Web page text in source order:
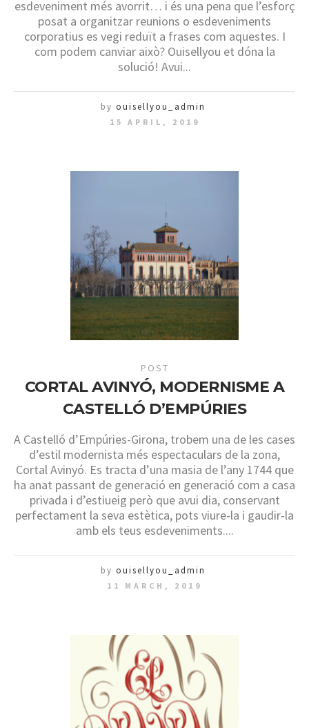
esdeveniment més avorrit… i és una pena que l’esforç
posat a organitzar reunions o esdeveniments
corporatius es vegi reduït a frases com aquestes. I
com podem canviar això? Ouisellyou et dóna la
solució! Avui...
by ouisellyou_admin
15 APRIL, 2019
POST
CORTAL AVINYÓ, MODERNISME A
CASTELLÓ D’EMPÚRIES
A Castelló d’Empúries-Girona, trobem una de les cases
d’estil modernista més espectaculars de la zona,
Cortal Avinyó. Es tracta d’una masia de l’any 1744 que
ha anat passant de generació en generació com a casa
privada i d’estiueig però que avui dia, conservant
perfectament la seva estètica, pots viure-la i gaudir-la
amb els teus esdeveniments....
by ouisellyou_admin
11 MARCH, 2019